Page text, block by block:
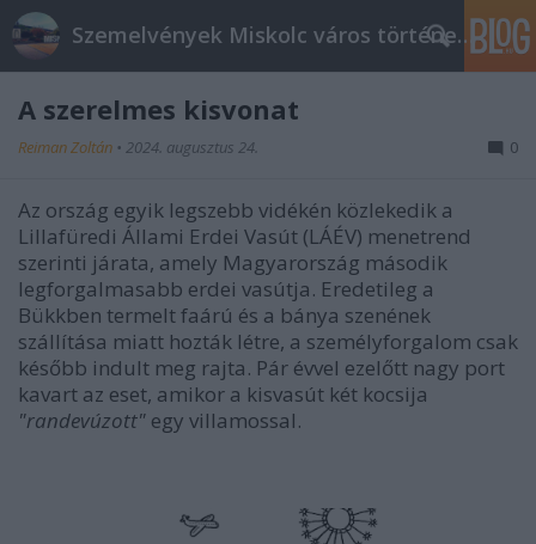
Szemelvények Miskolc város történelméből
A szerelmes kisvonat
Reiman Zoltán • 2024. augusztus 24. 0
Az ország egyik legszebb vidékén közlekedik a
Lillafüredi Állami Erdei Vasút (LÁÉV) menetrend
szerinti járata, amely Magyarország második
legforgalmasabb erdei vasútja. Eredetileg a
Bükkben termelt faárú és a bánya szenének
szállítása miatt hozták létre, a személyforgalom csak
később indult meg rajta. Pár évvel ezelőtt nagy port
kavart az eset, amikor a kisvasút két kocsija
"randevúzott" egy villamossal.